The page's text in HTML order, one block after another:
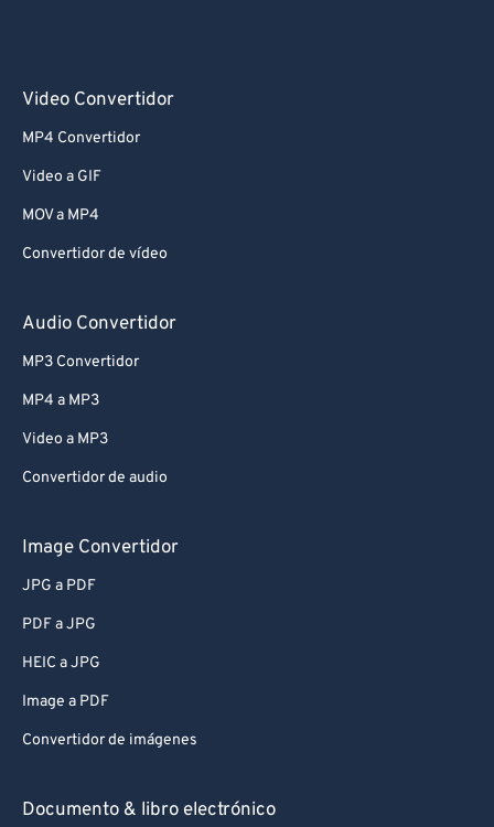
Video Convertidor
MP4 Convertidor
Video a GIF
MOV a MP4
Convertidor de vídeo
Audio Convertidor
MP3 Convertidor
MP4 a MP3
Video a MP3
Convertidor de audio
Image Convertidor
JPG a PDF
PDF a JPG
HEIC a JPG
Image a PDF
Convertidor de imágenes
Documento & libro electrónico